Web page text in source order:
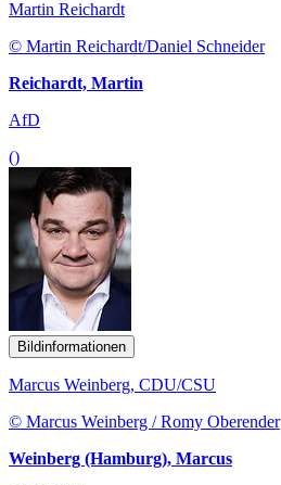
Martin Reichardt
© Martin Reichardt/Daniel Schneider
Reichardt, Martin
AfD
()
Bildinformationen
Marcus Weinberg, CDU/CSU
© Marcus Weinberg / Romy Oberender
Weinberg (Hamburg), Marcus